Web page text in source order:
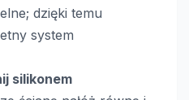
dzięki temu
system
silikonem